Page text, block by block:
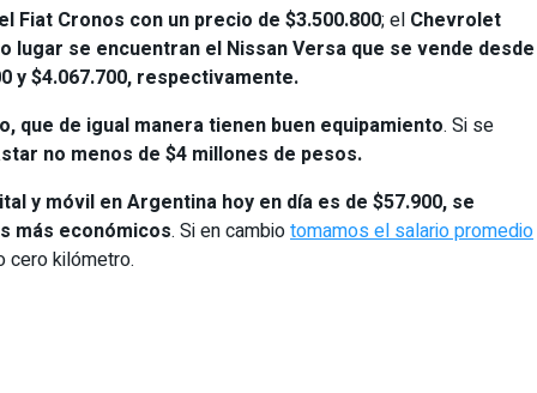
Fiat Cronos con un precio de $3.500.800; el Chevrolet
lugar se encuentran el Nissan Versa que se vende desde
y $4.067.700, respectivamente.
que de igual manera tienen buen equipamiento. Si se
no menos de $4 millones de pesos.
y móvil en Argentina hoy en día es de $57.900, se
más económicos. Si en cambiotomamos el salario promedio
cero kilómetro.